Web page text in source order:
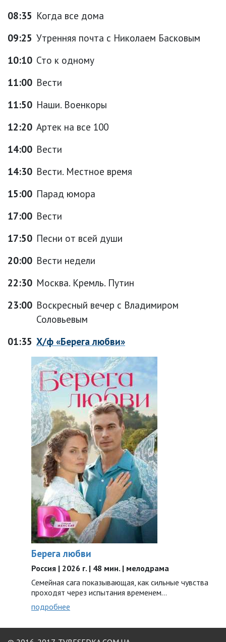
08:35 Когда все дома
09:25 Утренняя почта с Николаем Басковым
10:10 Сто к одному
11:00 Вести
11:50 Наши. Военкоры
12:20 Артек на все 100
14:00 Вести
14:30 Вести. Местное время
15:00 Парад юмора
17:00 Вести
17:50 Песни от всей души
20:00 Вести недели
22:30 Москва. Кремль. Путин
23:00 Воскресный вечер с Владимиром
Соловьевым
01:35 Х/ф «Берега любви»
Берега любви
Россия | 2026 г. | 48 мин. | мелодрама
Семейная сага показывающая, как сильные чувства
проходят через испытания временем…
подробнее